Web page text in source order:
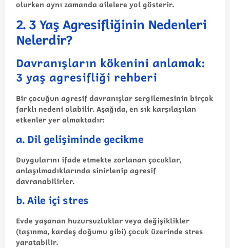
olurken aynı zamanda ailelere yol gösterir.
2. 3 Yaş Agresifliğinin Nedenleri
Nelerdir?
Davranışların kökenini anlamak:
3 yaş agresifliği rehberi
Bir çocuğun agresif davranışlar sergilemesinin birçok
farklı nedeni olabilir. Aşağıda, en sık karşılaşılan
etkenler yer almaktadır:
a. Dil gelişiminde gecikme
Duygularını ifade etmekte zorlanan çocuklar,
anlaşılmadıklarında sinirlenip agresif
davranabilirler.
b. Aile içi stres
Evde yaşanan huzursuzluklar veya değişiklikler
(taşınma, kardeş doğumu gibi) çocuk üzerinde stres
yaratabilir.